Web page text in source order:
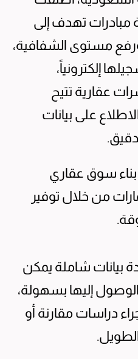
مبادرات تهدف إلى
مستوى الشفافية،
إلكترونياً،
عقارية تتيح
على بيانات
سوق عقاري
من خلال توفير
بيانات شاملة يمكن
إليها بسهولة،
دراسات مقارنة أو